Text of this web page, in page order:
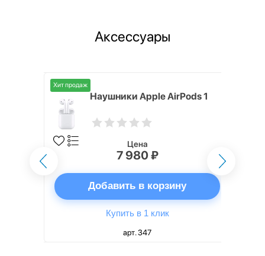
Аксессуары
Хит продаж
Наушники Apple AirPods 1
Цена
7 980 ₽
Добавить в корзину
Купить в 1 клик
арт. 347